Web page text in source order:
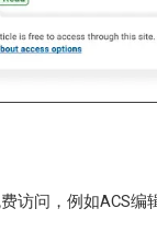
访问，例如ACS编